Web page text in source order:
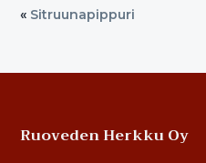
« Sitruunapippuri
Footer
Ruoveden Herkku Oy